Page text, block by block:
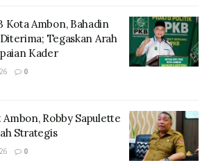
Kota Ambon, Bahadin
Tegaskan Arah
Kader
0
Robby Sapulette
Strategis
0